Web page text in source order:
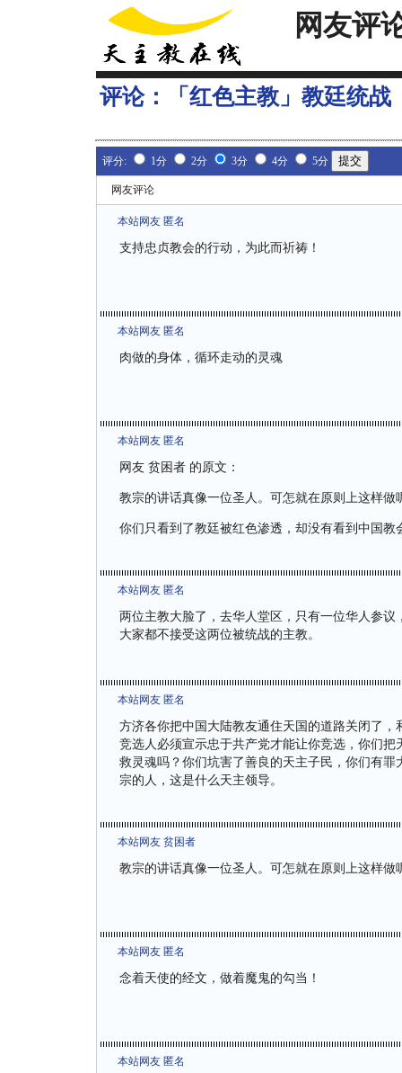
网友评
评论： 「红色主教」教廷统
评分: 1分 2分 3分 4分 5分
网友评论
本站网友 匿名
支持忠贞教会的行动，为此而祈祷！
本站网友 匿名
肉做的身体，循环走动的灵魂
本站网友 匿名
网友 贫困者 的原文：
教宗的讲话真像一位圣人。可怎就在原则上这样做
你们只看到了教廷被红色渗透，却没有看到中国教
本站网友 匿名
两位主教大脸了，去华人堂区，只有一位华人参
大家都不接受这两位被统战的主教。
本站网友 匿名
方济各你把中国大陆教友通住天国的道路关闭了
竞选人必须宣示忠于共产党才能让你竞选，你们
救灵魂吗？你们坑害了善良的天主子民，你们有
宗的人，这是什么天主领导。
本站网友 贫困者
教宗的讲话真像一位圣人。可怎就在原则上这样做
本站网友 匿名
念着天使的经文，做着魔鬼的勾当！
本站网友 匿名